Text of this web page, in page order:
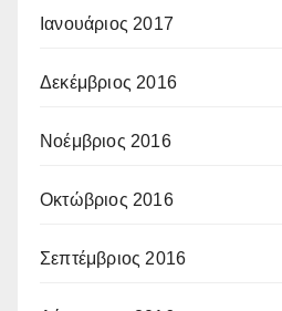
Ιανουάριος 2017
Δεκέμβριος 2016
Νοέμβριος 2016
Οκτώβριος 2016
Σεπτέμβριος 2016